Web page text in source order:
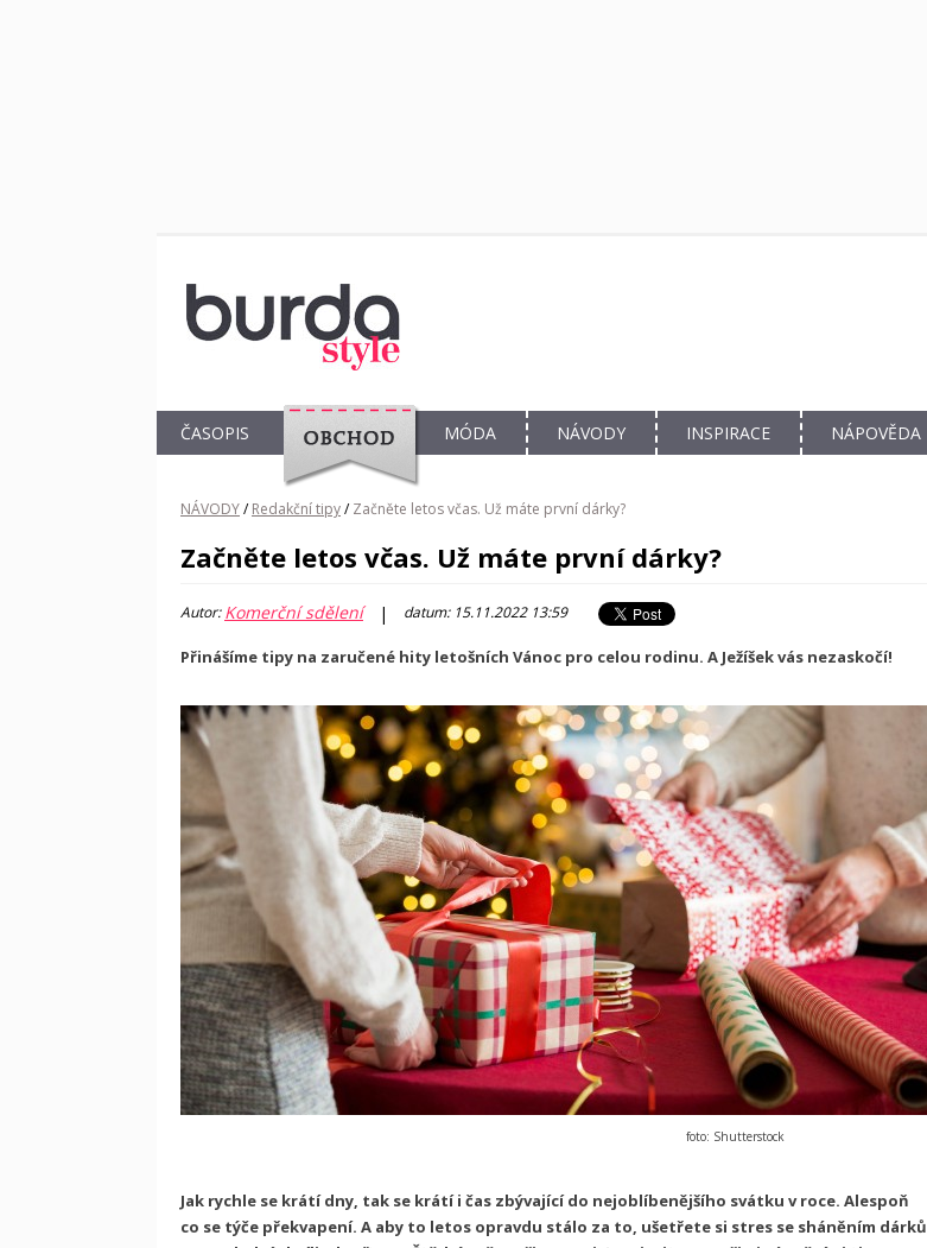
ČASOPIS
OBCHOD
MÓDA NÁVODY INSPIRACE NÁPOVĚDA
NÁVODY/ Redakční tipy/ Začněte letos včas. Už máte první dárky?
Začněte letos včas. Už máte první dárky?
Autor:Komerční sdělení | datum: 15.11.2022 13:59
Přinášíme tipy na zaručené hity letošních Vánoc pro celou rodinu. A Ježíšek vás nezaskočí!
foto: Shutterstock
Jak rychle se krátí dny, tak se krátí i čas zbývající do nejoblíbenějšího svátku v roce. Alespoň
co se týče překvapení. A aby to letos opravdu stálo za to, ušetřete si stres se sháněním dárků